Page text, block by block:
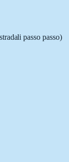
passo passo)